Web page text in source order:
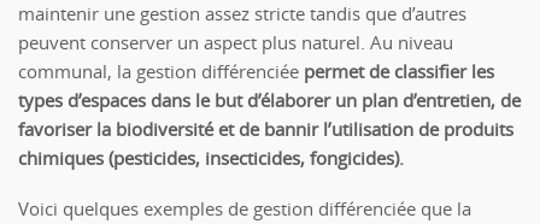
maintenir une gestion assez stricte tandis que d’autres
peuvent conserver un aspect plus naturel. Au niveau
communal, la gestion différenciée permet de classifier les
types d’espaces dans le but d’élaborer un plan d’entretien, de
favoriser la biodiversité et de bannir l’utilisation de produits
chimiques (pesticides, insecticides, fongicides).
Voici quelques exemples de gestion différenciée que la